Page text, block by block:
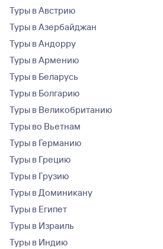
Туры в Австрию
Туры в Азербайджан
Туры в Андорру
Туры в Армению
Туры в Беларусь
Туры в Болгарию
Туры в Великобританию
Туры во Вьетнам
Туры в Германию
Туры в Грецию
Туры в Грузию
Туры в Доминикану
Туры в Египет
Туры в Израиль
Туры в Индию